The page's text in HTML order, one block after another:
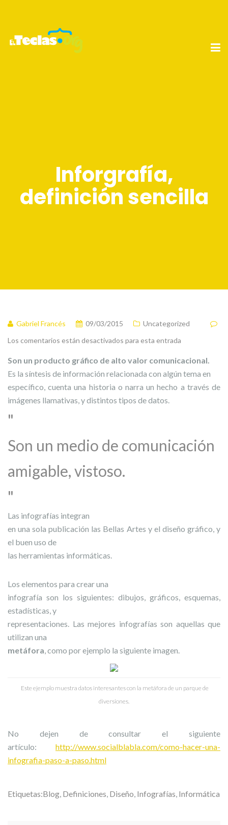
Inforgrafía,
definición sencilla
Gabriel Francés 09/03/2015
Uncategorized
Los comentarios están desactivados para esta entrada
Son un producto gráfico de alto valor comunicacional.
Es la síntesis de información relacionada con algún tema en
específico, cuenta una historia o narra un hecho a través de
imágenes llamativas, y distintos tipos de datos.
Son un medio de comunicación
amigable, vistoso.
Las infografías integran
en una sola publicación las Bellas Artes y el diseño gráfico, y
el buen uso de
las herramientas informáticas.
Los elementos para crear una
infografía son los siguientes: dibujos, gráficos, esquemas,
estadísticas, y
representaciones. Las mejores infografías son aquellas que
utilizan una
metáfora, como por ejemplo la siguiente imagen.
Este ejemplo muestra datos interesantes con la metáfora de un parque de
diversiones.
No dejen de consultar el siguiente
artículo: http://www.socialblabla.com/como-hacer-una-
infografia-paso-a-paso.html
Etiquetas:Blog, Definiciones, Diseño, Infografías, Informática